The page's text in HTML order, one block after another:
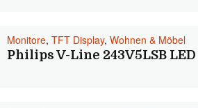
Monitore, TFT Display, Wohnen & Möbel
Philips V-Line 243V5LSB LED